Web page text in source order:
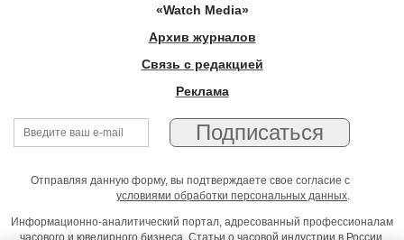
«Watch Media»
Архив журналов
Связь с редакцией
Реклама
Отправляя данную форму, вы подтверждаете свое согласие с
условиями обработки персональных данных.
Информационно-аналитический портал, адресованный профессионалам
часового и ювелирного бизнеса. Статьи о часовой индустрии в России,